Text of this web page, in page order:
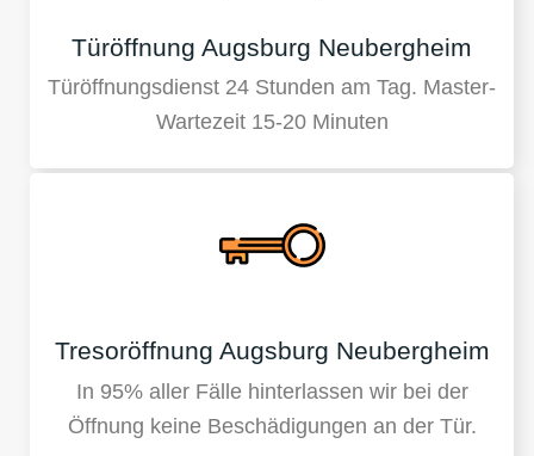
Türöffnung Augsburg Neubergheim
Türöffnungsdienst 24 Stunden am Tag. Master-
Wartezeit 15-20 Minuten
Tresoröffnung Augsburg Neubergheim
In 95% aller Fälle hinterlassen wir bei der
Öffnung keine Beschädigungen an der Tür.